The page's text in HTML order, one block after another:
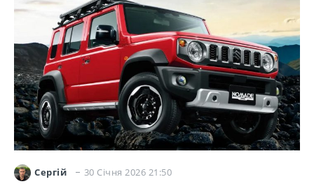
Сергій 30 Січня 2026 21:50